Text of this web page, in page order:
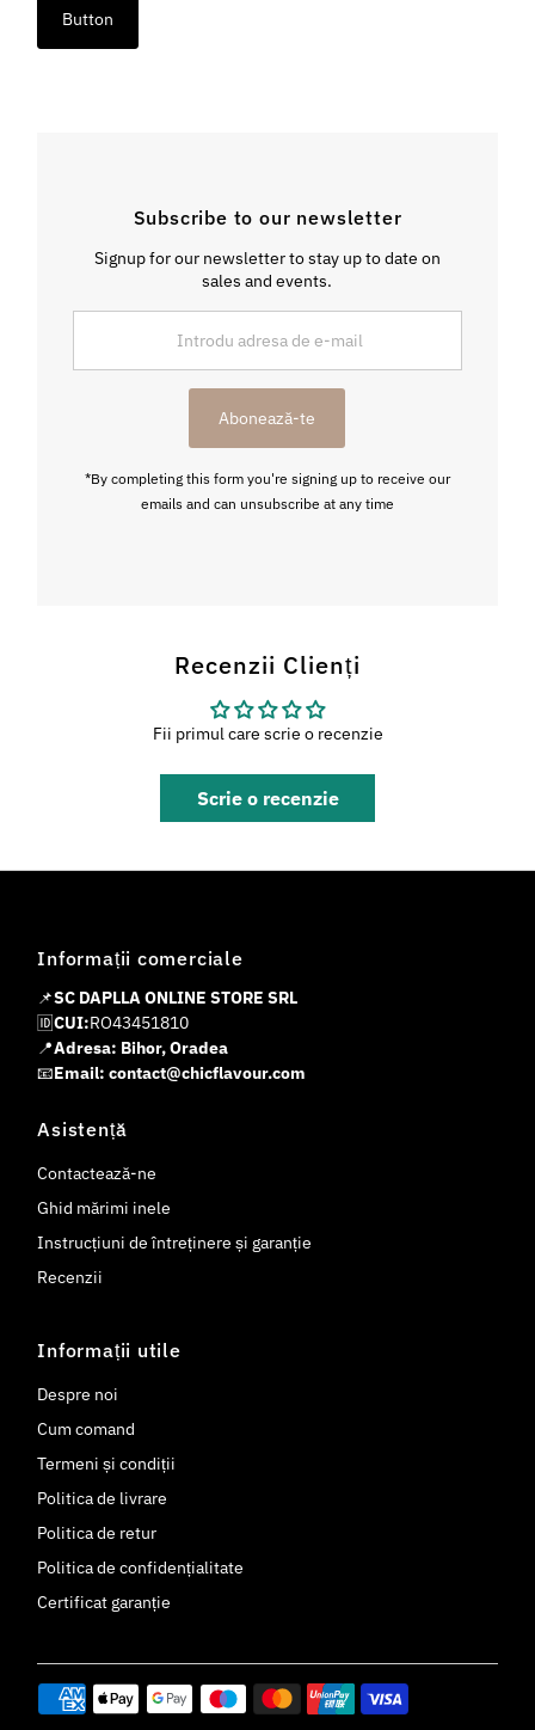
Button
Subscribe to our newsletter
Signup for our newsletter to stay up to date on
sales and events.
de
Abonează-te
*By completing this form you're signing up to receive our
emails and can unsubscribe at any time
Recenzii Clienți
Fii primul care scrie o recenzie
Scrie o recenzie
Informații comerciale
📌SC DAPLLA ONLINE STORE SRL
🆔CUI:RO43451810
📍Adresa: Bihor, Oradea
📧Email: contact@chicflavour.com
Asistență
Contactează-ne
Ghid mărimi inele
Instrucțiuni de întreținere și garanție
Recenzii
Informații utile
Despre noi
Cum comand
Termeni și condiții
Politica de livrare
Politica de retur
Politica de confidențialitate
Certificat garanție